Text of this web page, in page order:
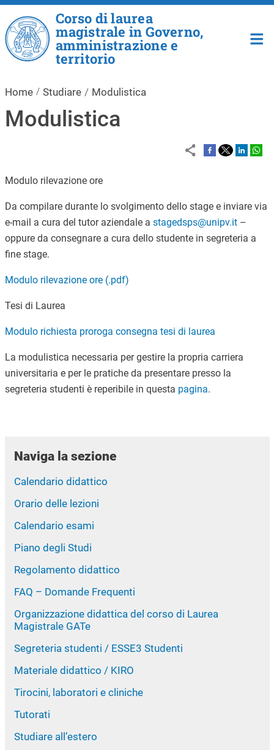
Salta al contenuto principale
Corso di laurea
magistrale in Governo,
amministrazione e
territorio
Home Studiare Modulistica
Modulistica
Modulo rilevazione ore
Da compilare durante lo svolgimento dello stage e inviare via
e-mail a cura del tutor aziendale a stagedsps@unipv.it–
oppure da consegnare a cura dello studente in segreteria a
fine stage.
Modulo rilevazione ore (.pdf)
Tesi di Laurea
Modulo richiesta proroga consegna tesi di laurea
La modulistica necessaria per gestire la propria carriera
universitaria e per le pratiche da presentare presso la
segreteria studenti è reperibile in questa pagina.
Naviga la sezione
Calendario didattico
Orario delle lezioni
Calendario esami
Piano degli Studi
Regolamento didattico
FAQ – Domande Frequenti
Organizzazione didattica del corso di Laurea
Magistrale GATe
Segreteria studenti / ESSE3 Studenti
Materiale didattico / KIRO
Tirocini, laboratori e cliniche
Tutorati
Studiare all’estero